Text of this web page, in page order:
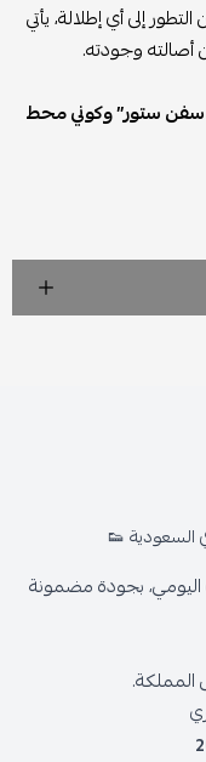
إلى أي إطلالة، يأتي
أصالته وجودته.
سفن ستور” وكوني محط
السعودية 👟
بجودة مضمونة